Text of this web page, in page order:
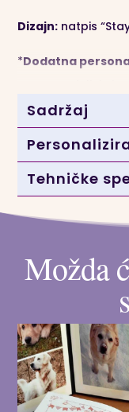
Dizajn: natpis
*Dodatna
Sadržaj
Tehničke
Možda